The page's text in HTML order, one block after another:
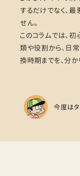
するだけでなく、
せん。
このコラムでは、
類や役割から、日
換時期までを、分か
今度はタ